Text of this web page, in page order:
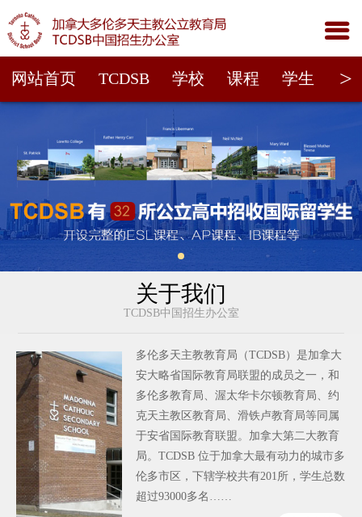

网站首页 TCDSB 学校 课程 学生 家
>
关于我们
TCDSB中国招生办公室
多伦多天主教教育局（TCDSB）是加拿大
安大略省国际教育局联盟的成员之一，和
多伦多教育局、渥太华卡尔顿教育局、约
克天主教区教育局、滑铁卢教育局等同属
于安省国际教育联盟。加拿大第二大教育
局。TCDSB 位于加拿大最有动力的城市多
伦多市区，下辖学校共有201所，学生总数
超过93000多名……